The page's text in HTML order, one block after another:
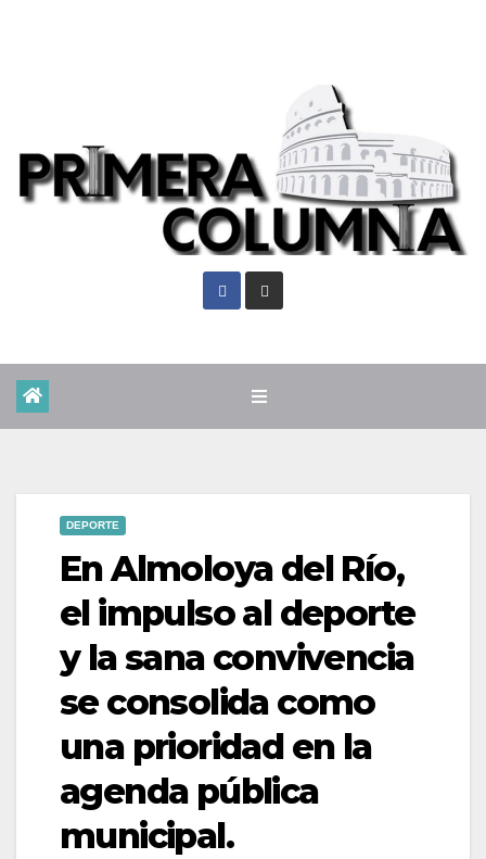
DEPORTE
En Almoloya del Río,
el impulso al deporte
y la sana convivencia
se consolida como
una prioridad en la
agenda pública
municipal.